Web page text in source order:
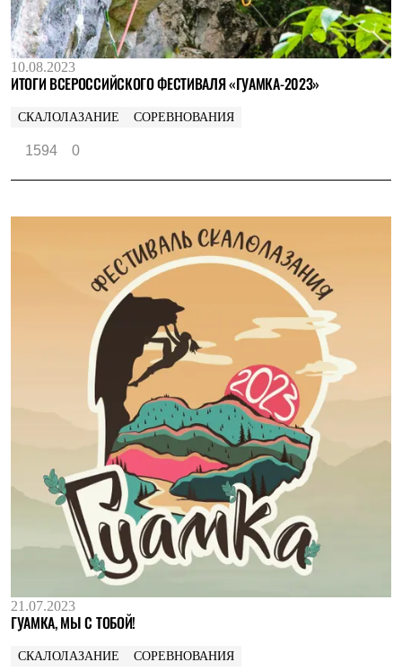
10.08.2023
ИТОГИ ВСЕРОССИЙСКОГО ФЕСТИВАЛЯ «ГУАМКА-2023»
СКАЛОЛАЗАНИЕ СОРЕВНОВАНИЯ
1594 0
21.07.2023
ГУАМКА, МЫ С ТОБОЙ!
СКАЛОЛАЗАНИЕ СОРЕВНОВАНИЯ